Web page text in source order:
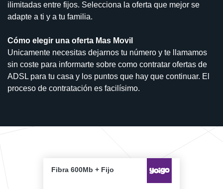
ilimitadas entre fijos. Selecciona la oferta que mejor se
adapte a ti y a tu familia.
Cómo elegir una oferta Mas Movil
Unicamente necesitas dejarnos tu número y te llamamos
sin coste para informarte sobre como contratar ofertas de
ADSL para tu casa y los puntos que hay que continuar. El
proceso de contratación es facilísimo.
Fibra 600Mb + Fijo